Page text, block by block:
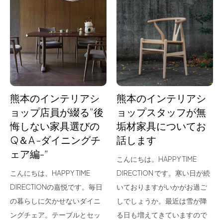
About us
for Business
Recruit
Contact
フラッグシップストア
0965-52-0323
熊本店
096-274-8175
熊本のインテリアシ
ョップ店員が綴る”後
悔しない家具選びの
Q＆A -ダイニングチ
ェア編-“
こんにちは、HAPPY TIME
DIRECTIONの嘉悦です。毎日
の暮らしに欠かせないダイニ
ングチェア。テーブルとセッ
熊本のインテリアシ
ョップスタッフが無
垢材家具についてお
話します
こんにちは。HAPPY TIME
DIRECTION です。寒い日が続
いておりますがいかがお過ご
しでしょうか。最近は雪が降
る日も増えてきていますので